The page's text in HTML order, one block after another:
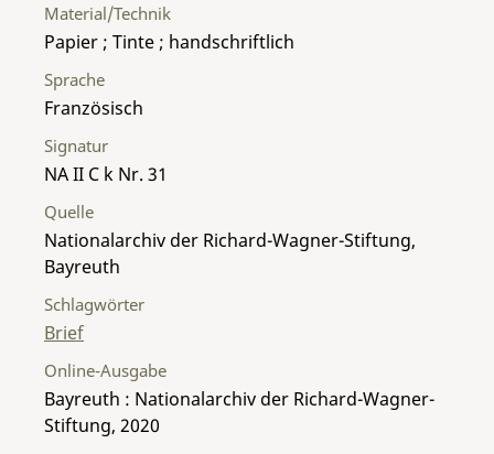
Material/Technik
Papier ; Tinte ; handschriftlich
Sprache
Französisch
Signatur
NA II C k Nr. 31
Quelle
Nationalarchiv der Richard-Wagner-Stiftung,
Bayreuth
Schlagwörter
Brief
Online-Ausgabe
Bayreuth : Nationalarchiv der Richard-Wagner-
Stiftung, 2020